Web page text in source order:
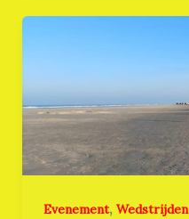
Evenement, Wedstrijden